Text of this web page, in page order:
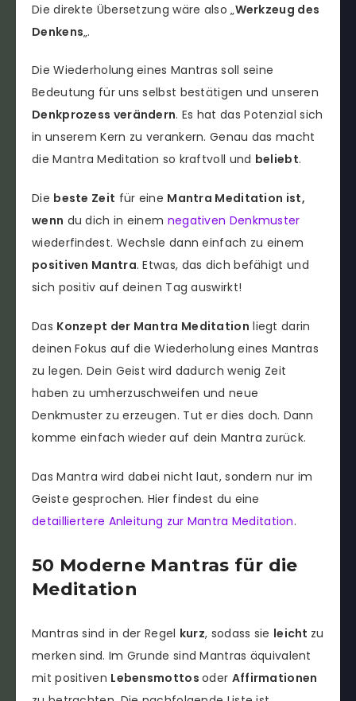
Die direkte Übersetzung wäre also „Werkzeug des
Denkens„.
Die Wiederholung eines Mantras soll seine
Bedeutung für uns selbst bestätigen und unseren
Denkprozess verändern. Es hat das Potenzial sich
in unserem Kern zu verankern. Genau das macht
die Mantra Meditation so kraftvoll und beliebt.
Die beste Zeit für eine Mantra Meditation ist,
wenn du dich in einem negativen Denkmuster
wiederfindest. Wechsle dann einfach zu einem
positiven Mantra. Etwas, das dich befähigt und
sich positiv auf deinen Tag auswirkt!
Das Konzept der Mantra Meditation liegt darin
deinen Fokus auf die Wiederholung eines Mantras
zu legen. Dein Geist wird dadurch wenig Zeit
haben zu umherzuschweifen und neue
Denkmuster zu erzeugen. Tut er dies doch. Dann
komme einfach wieder auf dein Mantra zurück.
Das Mantra wird dabei nicht laut, sondern nur im
Geiste gesprochen. Hier findest du eine
detailliertere Anleitung zur Mantra Meditation.
50 Moderne Mantras für die
Meditation
Mantras sind in der Regel kurz, sodass sie leicht zu
merken sind. Im Grunde sind Mantras äquivalent
mit positiven Lebensmottosoder Affirmationen